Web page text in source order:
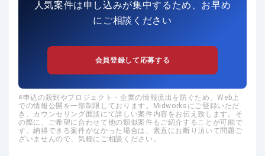
人気案件は申し込みが集中するため、お早め
にご相談ください
会員登録して応募する
申込の殺到やプロジェクト・企業の情報流出を防ぐため、Web上
での情報公開を一部制限しております。Midworksにご登録いただ
き、カウンセリング面談にて詳しい案件内容をお伝え致します。そ
の際に、ご希望に合わせて他の類似案件もご紹介することが可能で
す。納得できる案件がなかった場合は、素直にお断り頂いて問題ご
ざいませんので、気軽にご相談ください。